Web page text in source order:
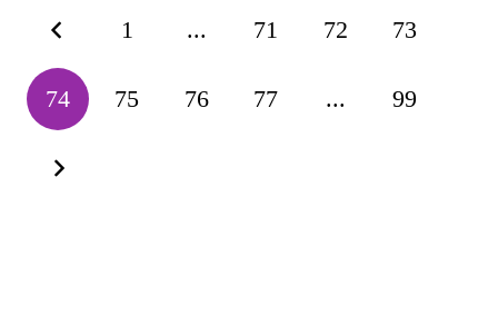
1 ... 71 72 73
74 75 76 77 ... 99